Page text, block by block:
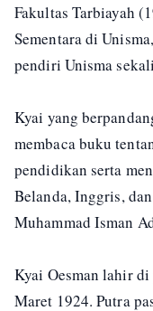
Fakultas Tarbiayah
Sementara di
pendiri Unisma
Kyai yang
membaca buku
pendidikan serta
Belanda, Inggris,
Muhammad Isman
Kyai Oesman lahir
Maret 1924. Putra